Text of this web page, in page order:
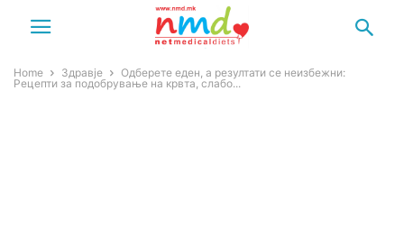
Home Здравје
Одберете еден, а резултати се неизбежни:
Рецепти за подобрување на кpвта, слабо...